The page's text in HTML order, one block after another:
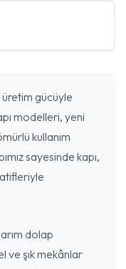
gücüyle
modelleri, yeni
kullanım
sayesinde kapı,
dolap
şık mekânlar